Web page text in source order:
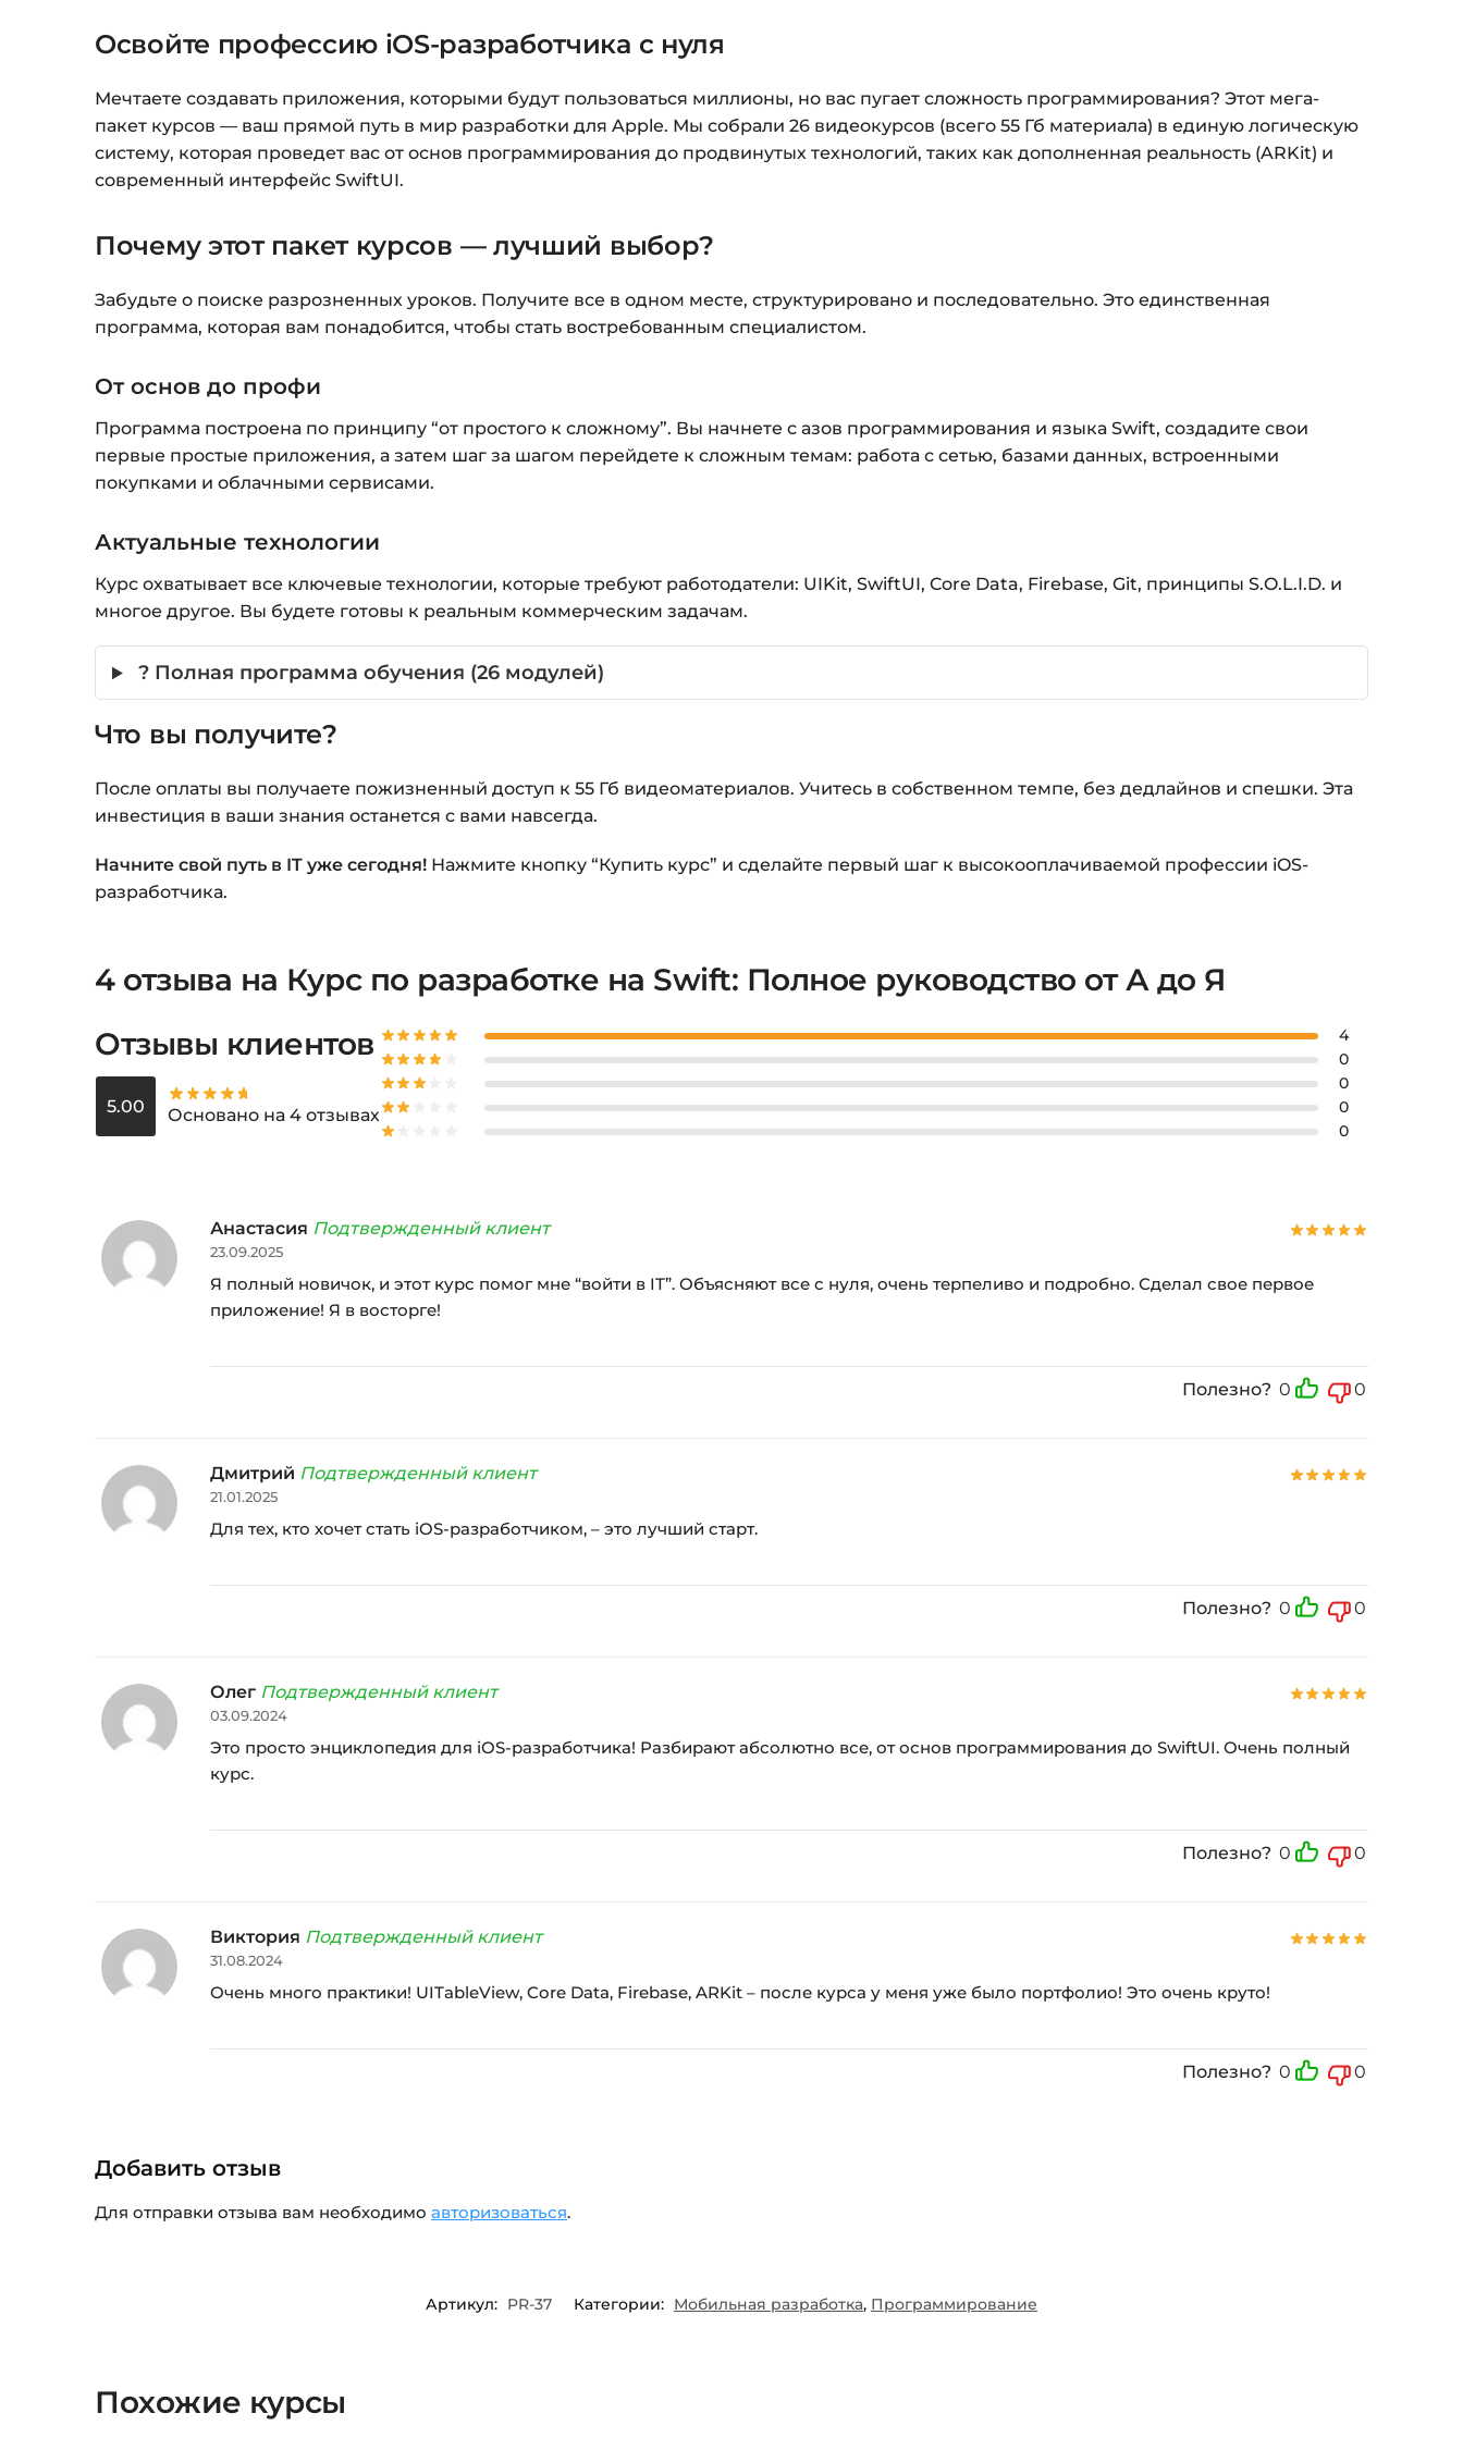
«Перейти к загрузкам». Нажмите её — и откроется страница с
курсами.
Вопросы?Пишите на
Освойте профессию iOS-разработчика с нуля
Мечтаете создавать приложения, которыми будут пользоваться миллионы, но вас пугает сложность программирования? Этот мега-
пакет курсов — ваш прямой путь в мир разработки для Apple. Мы собрали 26 видеокурсов (всего 55 Гб материала) в единую логическую
систему, которая проведет вас от основ программирования до продвинутых технологий, таких как дополненная реальность (ARKit) и
современный интерфейс SwiftUI.
Почему этот пакет курсов — лучший выбор?
Забудьте о поиске разрозненных уроков. Получите все в одном месте, структурировано и последовательно. Это единственная
программа, которая вам понадобится, чтобы стать востребованным специалистом.
От основ до профи
Программа построена по принципу “от простого к сложному”. Вы начнете с азов программирования и языка Swift, создадите свои
первые простые приложения, а затем шаг за шагом перейдете к сложным темам: работа с сетью, базами данных, встроенными
покупками и облачными сервисами.
Актуальные технологии
Курс охватывает все ключевые технологии, которые требуют работодатели: UIKit, SwiftUI, Core Data, Firebase, Git, принципы S.O.L.I.D. и
многое другое. Вы будете готовы к реальным коммерческим задачам.
? Полная программа обучения (26 модулей)
Что вы получите?
После оплаты вы получаете пожизненный доступ к 55 Гб видеоматериалов. Учитесь в собственном темпе, без дедлайнов и спешки. Эта
инвестиция в ваши знания останется с вами навсегда.
Начните свой путь в IT уже сегодня! Нажмите кнопку “Купить курс” и сделайте первый шаг к высокооплачиваемой профессии iOS-
разработчика.
4 отзыва на Курс по разработке на Swift: Полное руководство от А до Я
Отзывы клиентов
5.00 Основано на 4 отзывах
4
0
0
0
0
Анастасия Подтвержденный клиент
23.09.2025
Я полный новичок, и этот курс помог мне “войти в IT”. Объясняют все с нуля, очень терпеливо и подробно. Сделал свое первое
приложение! Я в восторге!
Полезно? 0 0
Дмитрий Подтвержденный клиент
21.01.2025
Для тех, кто хочет стать iOS-разработчиком, – это лучший старт.
Полезно? 0 0
Олег Подтвержденный клиент
03.09.2024
Это просто энциклопедия для iOS-разработчика! Разбирают абсолютно все, от основ программирования до SwiftUI. Очень полный
курс.
Полезно? 0 0
Виктория Подтвержденный клиент
31.08.2024
Очень много практики! UITableView, Core Data, Firebase, ARKit – после курса у меня уже было портфолио! Это очень круто!
Полезно? 0 0
Добавить отзыв
Для отправки отзыва вам необходимоавторизоваться.
Артикул: PR-37 Категории: Мобильная разработка, Программирование
Похожие курсы